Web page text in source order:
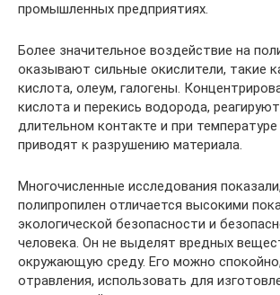
промышленных предприятиях.
Более значительное воздействие на
оказывают сильные окислители, такие
кислота, олеум, галогены.
кислота и перекись водорода,
длительном контакте и при
приводят к разрушению материала.
Многочисленные исследования
полипропилен отличается высокими
экологической безопасности и
человека. Он не выделят вредных
окружающую среду. Его можно
отравления, использовать для